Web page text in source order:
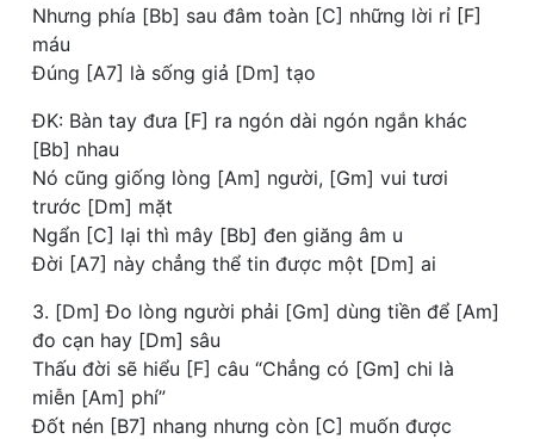
Nhưng phía [Bb] sau đâm toàn [C] những lời rỉ [F]
máu
Đúng [A7] là sống giả [Dm] tạo
ĐK: Bàn tay đưa [F] ra ngón dài ngón ngắn khác
[Bb] nhau
Nó cũng giống lòng [Am] người, [Gm] vui tươi
trước [Dm] mặt
Ngẩn [C] lại thì mây [Bb] đen giăng âm u
Đời [A7] này chẳng thể tin được một [Dm] ai
3. [Dm] Đo lòng người phải [Gm] dùng tiền để [Am]
đo cạn hay [Dm] sâu
Thấu đời sẽ hiểu [F] câu “Chẳng có [Gm] chi là
miễn [Am] phí”
Đốt nén [B7] nhang nhưng còn [C] muốn được